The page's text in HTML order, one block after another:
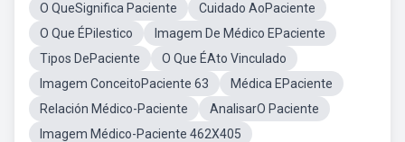
O QueSignifica Paciente
Cuidado AoPaciente
O Que ÉPilestico
Imagem De Médico EPaciente
Tipos DePaciente
O Que ÉAto Vinculado
Imagem ConceitoPaciente 63
Médica EPaciente
Relación Médico-Paciente
AnalisarO Paciente
Imagem Médico-Paciente 462X405